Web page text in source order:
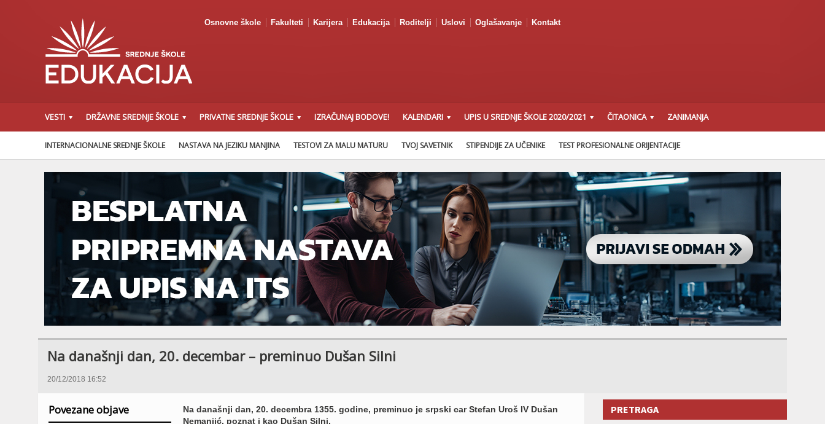
Osnovne škole Fakulteti Karijera Edukacija Roditelji Uslovi Oglašavanje Kontakt
VESTI DRŽAVNE SREDNJE ŠKOLE PRIVATNE SREDNJE ŠKOLE IZRAČUNAJ BODOVE! KALENDARI UPIS U SREDNJE ŠKOLE 2020/2021 ČITAONICA ZANIMANJA
INTERNACIONALNE SREDNJE ŠKOLE NASTAVA NA JEZIKU MANJINA TESTOVI ZA MALU MATURU TVOJ SAVETNIK STIPENDIJE ZA UČENIKE TEST PROFESIONALNE ORIJENTACIJE
Na današnji dan, 20. decembar – preminuo Dušan Silni
20/12/2018 16:52
Povezane objave
Na današnji dan, 20. decembra 1355. godine, preminuo je srpski car Stefan Uroš IV Dušan
Nemanjić, poznat i kao Dušan Silni.
PRETRAGA